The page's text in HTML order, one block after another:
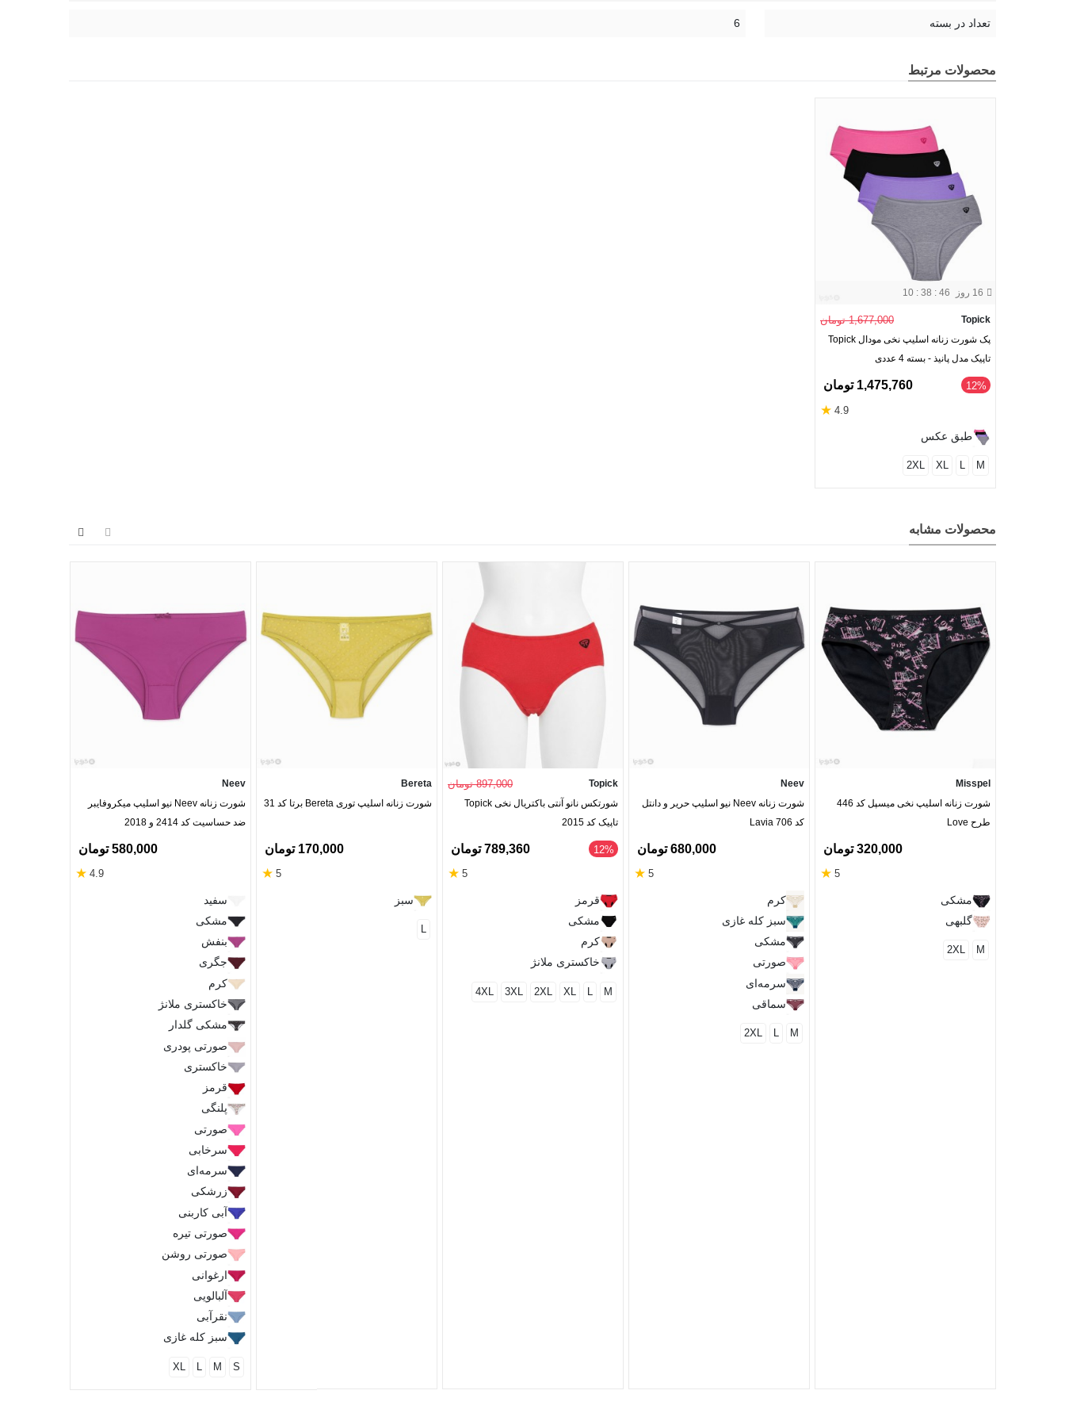
تعداد در بسته 6
محصولات مرتبط
16 روز 10 : 38 : 45
Topick 1,677,000 تومان
پک شورت زنانه اسلیپ نخی مودال Topick
تاپیک مدل پانیذ - بسته 4 عددی
‎12% 1,475,760 تومان
4.9
★
طبق عکس
M
L
XL
2XL
محصولات مشابه
Misspel
شورت زنانه اسلیپ نخی میسپل کد 446
طرح Love
320,000 تومان
5
★
مشکی
گلبهی
M
2XL
Neev
شورت زنانه Neev نیو اسلیپ حریر و دانتل
کد Lavia 706
680,000 تومان
5
★
کرم
سبز کله غازی
مشکی
صورتی
سرمه‌ای
سماقی
M
L
2XL
Topick 897,000 تومان
شورتکس نانو آنتی باکتریال نخی Topick
تاپیک کد 2015
‎12% 789,360 تومان
5
★
قرمز
مشکی
کرم
خاکستری ملانژ
M
L
XL
2XL
3XL
4XL
Bereta
شورت زنانه اسلیپ توری Bereta برتا کد 31
170,000 تومان
5
★
سبز
Neev
شورت زنانه Neev نیو اسلیپ میکروفایبر
ضد حساسیت کد 2414 و 2018
580,000 تومان
4.9
★
سفید
مشکی
بنفش
جگری
کرم
خاکستری ملانژ
مشکی گلدار
صورتی پودری
خاکستری
قرمز
پلنگی
صورتی
سرخابی
سرمه‌ای
زرشکی
آبی کاربنی
صورتی تیره
صورتی روشن
ارغوانی
آلبالویی
نقرآبی
سبز کله غازی
S
M
L
XL